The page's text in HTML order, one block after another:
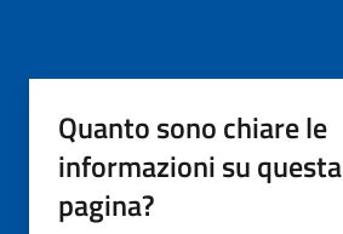
Quanto sono chiare le
informazioni su questa
pagina?